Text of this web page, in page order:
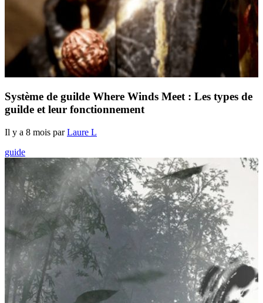
Système de guilde Where Winds Meet : Les types de
guilde et leur fonctionnement
Il y a 8 mois parLaure L
guide